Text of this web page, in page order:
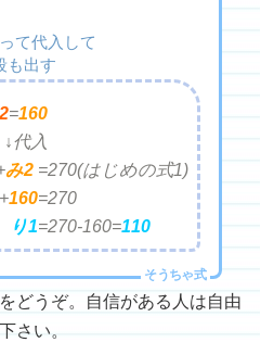
て代入して
も出す
2=160
↓代入
み2 =
160=
り1=
270(はじめの式1)
270
270-160=110
どうぞ。自信がある人は自由
さい。